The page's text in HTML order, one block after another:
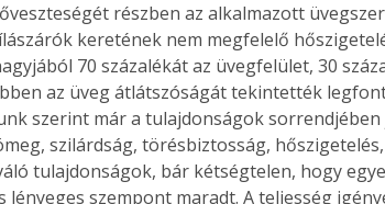
részben az alkalmazott
keretének nem megfelelő
70 százalékát az üvegfelület, 30
az üveg átlátszóságát tekintették
szerint már a tulajdonságok
szilárdság, törésbiztosság,
tulajdonságok, bár kétségtelen, hogy
lényeges szempont maradt. A teljesség